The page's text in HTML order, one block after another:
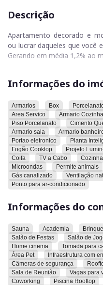
Descrição
Apartamento decorado e
ou lucrar daqueles que você
Gerando em média 1,2% ao
Características:
73,61 m² muito bem
2 quartos, sendo 1 suíte
2 vagas de garagem
funcional
No prédio mais desejado
Um dos mais locados no
dor de cabeça
Informações do
Armarios Box
Area Servico
Armario Cozinha
Piso Porcelanato
Cimento
Armario sala
Armario
Portao eletronico
Planta
Fogão Cooktop
Projeto
Coifa
TV a Cabo
Microondas
Permite animais
Gás canalizado
Ventilação
Ponto para ar-condicionado
Informações do
Sauna Academia
Salão de Festas
Salão de
Home cinema
Tomada para
Área Pet
Infraestrutura com
Câmeras de segurança
Sala de Reunião
Vagas para
Coworking
Piscina Rooftop